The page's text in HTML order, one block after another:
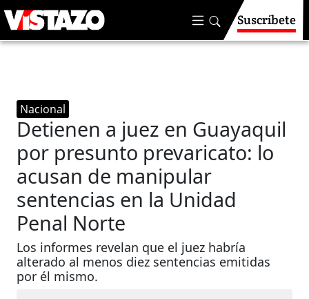
Suscríbete
Nacional
Detienen a juez en Guayaquil
por presunto prevaricato: lo
acusan de manipular
sentencias en la Unidad
Penal Norte
Los informes revelan que el juez habría
alterado al menos diez sentencias emitidas
por él mismo.